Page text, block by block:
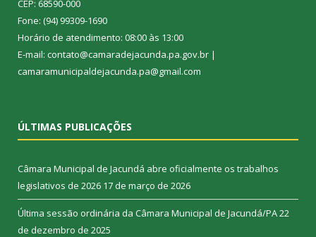
CEP: 68590-000
Fone: (94) 99309-1690
Horário de atendimento: 08:00 às 13:00
E-mail: contato@camaradejacunda.pa.gov.br |
camaramunicipaldejacunda.pa@gmail.com
ÚLTIMAS PUBLICAÇÕES
Câmara Municipal de Jacundá abre oficialmente os trabalhos
legislativos de 2026 17 de março de 2026
Última sessão ordinária da Câmara Municipal de Jacundá/PA22
de dezembro de 2025